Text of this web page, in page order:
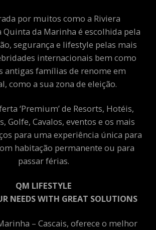
por muitos como a Riviera
Quinta da Marinha é escolhida pela
segurança e lifestyle pelas mais
internacionais bem como
antigas famílias de renome em
como a sua zona de eleição.
‘Premium’ de Resorts, Hotéis,
Golfe, Cavalos, eventos e os mais
para uma experiência única para
habitação permanente ou para
passar férias.
QM LIFESTYLE
NEEDS WITH GREAT SOLUTIONS
– Cascais, oferece o melhor